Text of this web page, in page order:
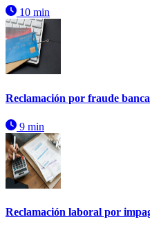
10 min
Reclamación por fraude
9 min
Reclamación laboral por